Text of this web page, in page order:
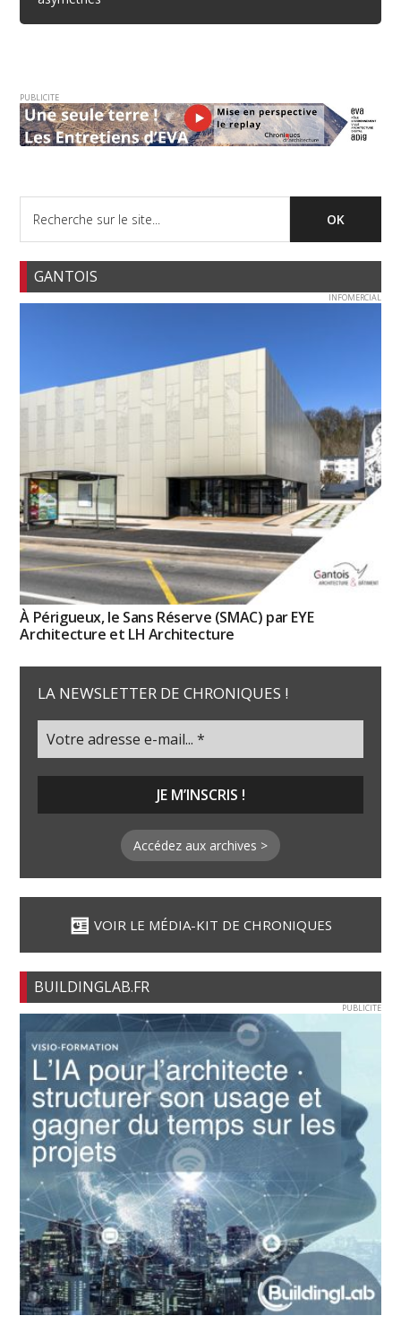
PUBLICITE
GANTOIS
INFOMERCIAL
À Périgueux, le Sans Réserve (SMAC) par EYE
Architecture et LH Architecture
LA NEWSLETTER DE CHRONIQUES !
Accédez aux archives >
VOIR LE MÉDIA-KIT DE CHRONIQUES
BUILDINGLAB.FR
PUBLICITE